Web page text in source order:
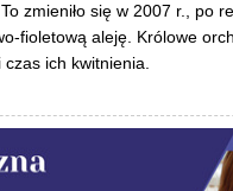
zmieniło się w 2007 r., po
fioletową aleję. Królowe
ich kwitnienia.